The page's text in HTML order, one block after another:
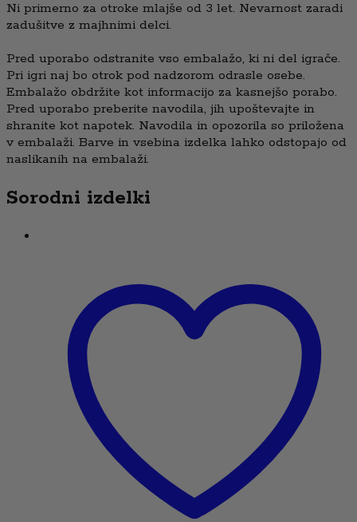
Ni primerno za otroke mlajše od 3 let. Nevarnost zaradi
zadušitve z majhnimi delci.
Pred uporabo odstranite vso embalažo, ki ni del igrače.
Pri igri naj bo otrok pod nadzorom odrasle osebe.
Embalažo obdržite kot informacijo za kasnejšo porabo.
Pred uporabo preberite navodila, jih upoštevajte in
shranite kot napotek. Navodila in opozorila so priložena
v embalaži. Barve in vsebina izdelka lahko odstopajo od
naslikanih na embalaži.
Sorodni izdelki